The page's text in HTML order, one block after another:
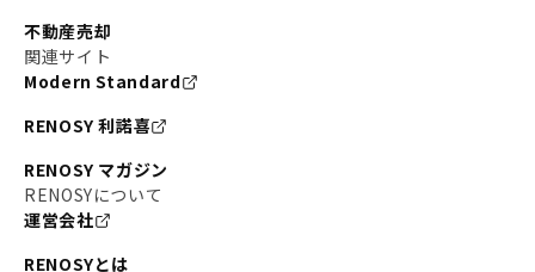
不動産売却
関連サイト
Modern Standard
RENOSY 利諾喜
RENOSY マガジン
RENOSYについて
運営会社
RENOSYとは